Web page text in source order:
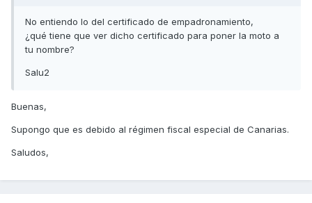
No entiendo lo del certificado de empadronamiento,
¿qué tiene que ver dicho certificado para poner la moto a
tu nombre?
Salu2
Buenas,
Supongo que es debido al régimen fiscal especial de Canarias.
Saludos,